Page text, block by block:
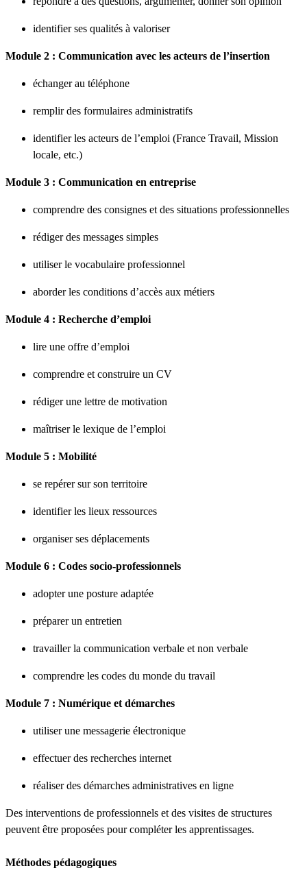
identifier ses qualités à valoriser
Module 2 : Communication avec les acteurs de l’insertion
échanger au téléphone
remplir des formulaires administratifs
identifier les acteurs de l’emploi (France Travail, Mission
locale, etc.)
Module 3 : Communication en entreprise
comprendre des consignes et des situations professionnelles
rédiger des messages simples
utiliser le vocabulaire professionnel
aborder les conditions d’accès aux métiers
Module 4 : Recherche d’emploi
lire une offre d’emploi
comprendre et construire un CV
rédiger une lettre de motivation
maîtriser le lexique de l’emploi
Module 5 : Mobilité
se repérer sur son territoire
identifier les lieux ressources
organiser ses déplacements
Module 6 : Codes socio-professionnels
adopter une posture adaptée
préparer un entretien
travailler la communication verbale et non verbale
comprendre les codes du monde du travail
Module 7 : Numérique et démarches
utiliser une messagerie électronique
effectuer des recherches internet
réaliser des démarches administratives en ligne
Des interventions de professionnels et des visites de structures
peuvent être proposées pour compléter les apprentissages.
Méthodes pédagogiques